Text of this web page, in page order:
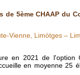
5ème CHAAP du
Vienne, Limòtges –
en 2021 de l'option
en moyenne 25